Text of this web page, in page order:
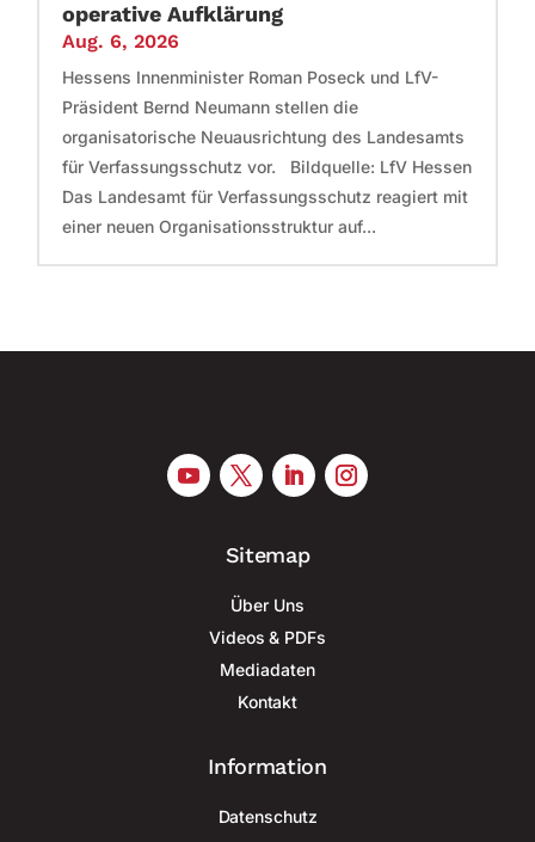
operative Aufklärung
Aug. 6, 2026
Hessens Innenminister Roman Poseck und LfV-
Präsident Bernd Neumann stellen die
organisatorische Neuausrichtung des Landesamts
für Verfassungsschutz vor. Bildquelle: LfV Hessen
Das Landesamt für Verfassungsschutz reagiert mit
einer neuen Organisationsstruktur auf...
Sitemap
Über Uns
Videos & PDFs
Mediadaten
Kontakt
Information
Datenschutz